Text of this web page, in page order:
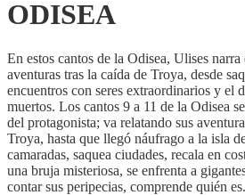
ODISEA
En estos cantos de la Odisea, Ulises
aventuras tras la caída de Troya, desde
encuentros con seres extraordinarios y el
muertos. Los cantos 9 a 11 de la Odisea
del protagonista; va relatando sus
Troya, hasta que llegó náufrago a la isla
camaradas, saquea ciudades, recala en
una bruja misteriosa, se enfrenta a
contar sus peripecias, comprende quién es.